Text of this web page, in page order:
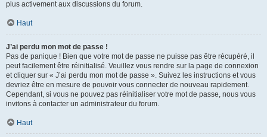
plus activement aux discussions du forum.
Haut
J’ai perdu mon mot de passe !
Pas de panique ! Bien que votre mot de passe ne puisse pas être récupéré, il
peut facilement être réinitialisé. Veuillez vous rendre sur la page de connexion
et cliquer sur « J’ai perdu mon mot de passe ». Suivez les instructions et vous
devriez être en mesure de pouvoir vous connecter de nouveau rapidement.
Cependant, si vous ne pouvez pas réinitialiser votre mot de passe, nous vous
invitons à contacter un administrateur du forum.
Haut